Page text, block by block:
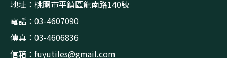
地址：桃園市平鎮區龍南路140號
電話：03-4607090
傳真：03-4606836
信箱： fuyutiles@gmail.com